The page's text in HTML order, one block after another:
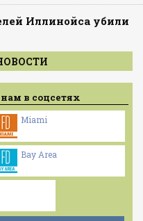
Иллинойса убили
в соцсетях
Miami
Bay Area